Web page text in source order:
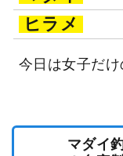
ヒラメ
今日は女子だけ
マダイ